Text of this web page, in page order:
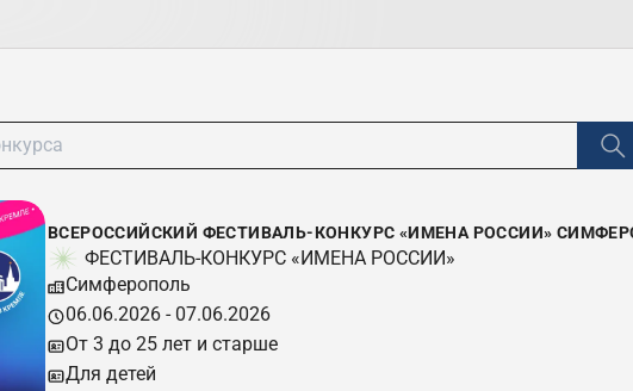
ВСЕРОССИЙСКИЙ ФЕСТИВАЛЬ-КОНКУРС «ИМЕНА РОССИИ»
ФЕСТИВАЛЬ-КОНКУРС «ИМЕНА РОССИИ»
Симферополь
06.06.2026 - 07.06.2026
От 3 до 25 лет и старше
Для детей